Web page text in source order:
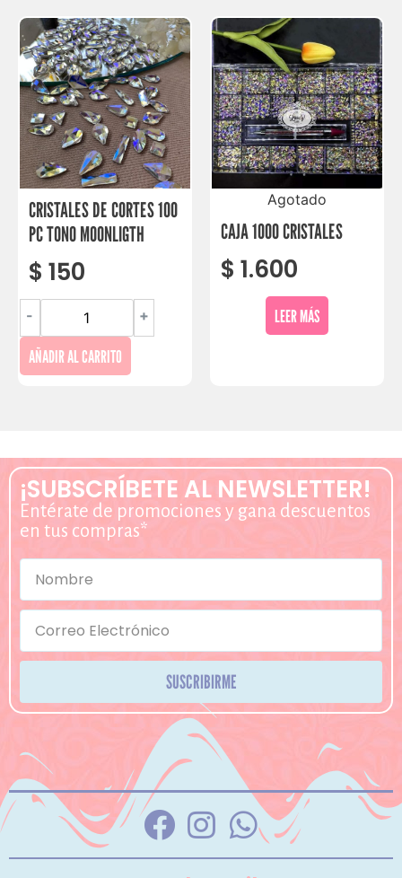
CRISTALES DE CORTES 100
PC TONO MOONLIGTH
$ 150
- +
AÑADIR AL CARRITO
Agotado
CAJA 1000 CRISTALES
$ 1.600
LEER MÁS
¡SUBSCRÍBETE AL NEWSLETTER!
Entérate de promociones y gana descuentos
en tus compras*
SUSCRIBIRME